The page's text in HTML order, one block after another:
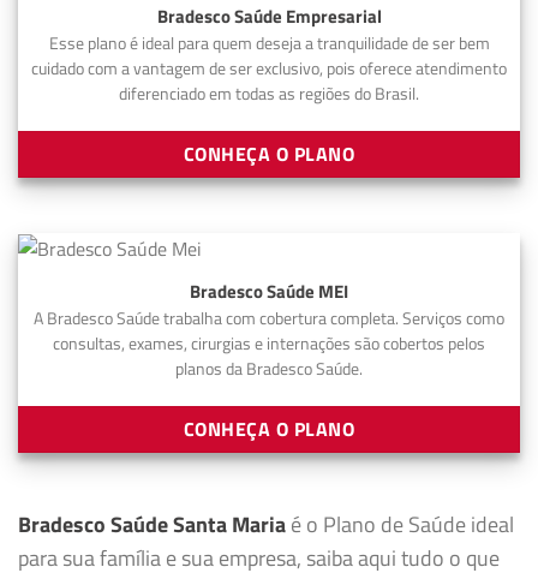
Bradesco Saúde Empresarial
Esse plano é ideal para quem deseja a tranquilidade de ser bem
cuidado com a vantagem de ser exclusivo, pois oferece atendimento
diferenciado em todas as regiões do Brasil.
CONHEÇA O PLANO
Bradesco Saúde MEI
A Bradesco Saúde trabalha com cobertura completa. Serviços como
consultas, exames, cirurgias e internações são cobertos pelos
planos da Bradesco Saúde.
CONHEÇA O PLANO
Bradesco Saúde Santa Mariaé o Plano de Saúde ideal
para sua família e sua empresa, saiba aqui tudo o que